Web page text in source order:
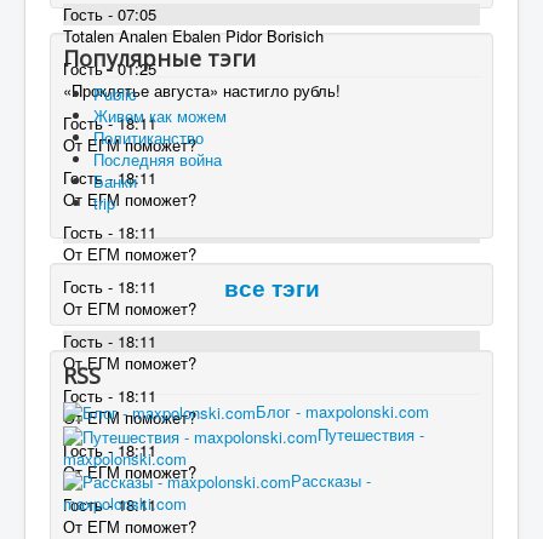
Гость - 07:05
Totalen Analen Ebalen Pidor Borisich
Гость - 01:25
«Проклятье августа» настигло рубль!
Гость - 18:11
От ЕГМ поможет?
Гость - 18:11
От ЕГМ поможет?
Гость - 18:11
От ЕГМ поможет?
Гость - 18:11
От ЕГМ поможет?
Гость - 18:11
От ЕГМ поможет?
Гость - 18:11
От ЕГМ поможет?
Гость - 18:11
От ЕГМ поможет?
Гость - 18:11
От ЕГМ поможет?
Популярные тэги
Public
Живем как можем
Политиканство
Последняя война
Банки
trip
все тэги
RSS
Блог - maxpolonski.com
Путешествия -
maxpolonski.com
Рассказы -
maxpolonski.com